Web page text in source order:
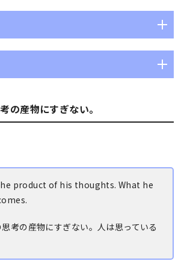
度量、才能
の産物にすぎない。
product of his thoughts. What he
考の産物にすぎない。人は思っている